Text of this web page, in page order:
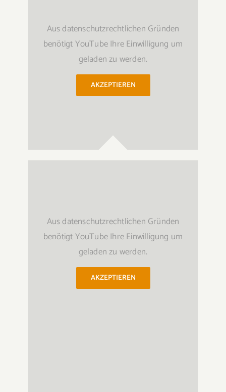
Aus datenschutzrechtlichen Gründen
benötigt YouTube Ihre Einwilligung um
geladen zu werden.
AKZEPTIEREN
Aus datenschutzrechtlichen Gründen
benötigt YouTube Ihre Einwilligung um
geladen zu werden.
AKZEPTIEREN